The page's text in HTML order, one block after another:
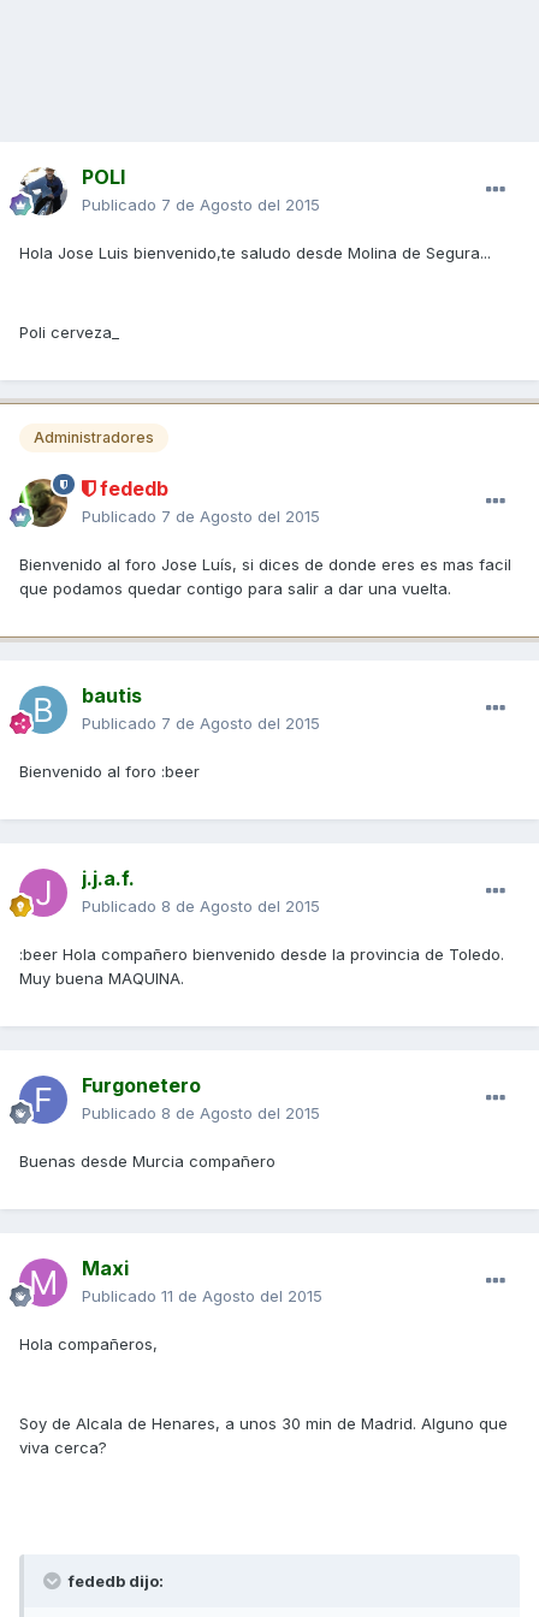
POLI
Publicado 7 de Agosto del 2015
Hola Jose Luis bienvenido,te saludo desde Molina de Segura...
Poli cerveza_
Administradores
fededb
Publicado 7 de Agosto del 2015
Bienvenido al foro Jose Luís, si dices de donde eres es mas facil
que podamos quedar contigo para salir a dar una vuelta.
bautis
Publicado 7 de Agosto del 2015
Bienvenido al foro :beer
j.j.a.f.
Publicado 8 de Agosto del 2015
:beer Hola compañero bienvenido desde la provincia de Toledo.
Muy buena MAQUINA.
Furgonetero
Publicado 8 de Agosto del 2015
Buenas desde Murcia compañero
Maxi
Publicado 11 de Agosto del 2015
Hola compañeros,
Soy de Alcala de Henares, a unos 30 min de Madrid. Alguno que
viva cerca?
fededb dijo: